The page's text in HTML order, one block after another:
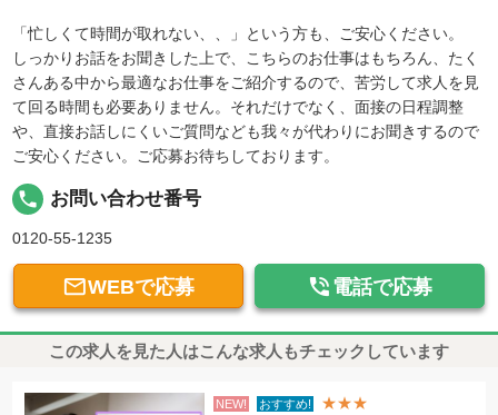
「忙しくて時間が取れない、、」という方も、ご安心ください。
しっかりお話をお聞きした上で、こちらのお仕事はもちろん、たく
さんある中から最適なお仕事をご紹介するので、苦労して求人を見
て回る時間も必要ありません。それだけでなく、面接の日程調整
や、直接お話しにくいご質問なども我々が代わりにお聞きするので
ご安心ください。ご応募お待ちしております。
local_phone お問い合わせ番号
0120-55-1235
WEBで応募  電話で応募
この求人を見た人はこんな求人もチェックしています
NEW! おすすめ! ★★★